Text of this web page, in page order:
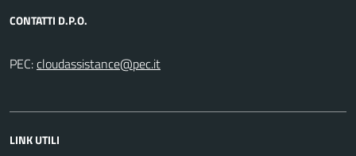
CONTATTI D.P.O.
PEC:
LINK UTILI